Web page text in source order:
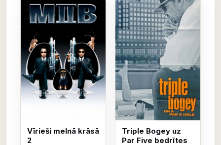
Vīrieši melnā krāsā
2
Triple Bogey uz
Par Five bedrītes